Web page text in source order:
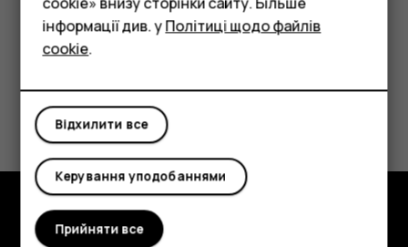
do?
Аксесуари
Планшети
Це було для вас корисним?
Так Ні
Огляд
інформації див. уПолітиці щодо файлів
cookie.
Відхилити все
Керування уподобаннями
Прийняти все